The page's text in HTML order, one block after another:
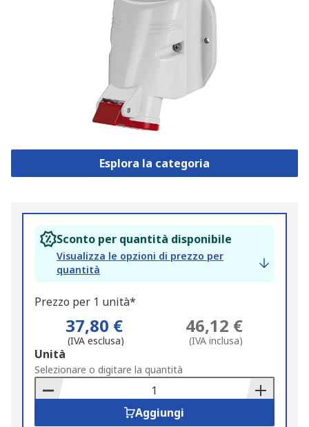
Esplora la categoria
Sconto per quantità disponibile
Visualizza le opzioni di prezzo per
quantità
Prezzo per 1 unità*
37,80 €
(IVA esclusa)
46,12 €
(IVA inclusa)
Add
to
Basket
Unità
Selezionare o digitare la quantità
Aggiungi